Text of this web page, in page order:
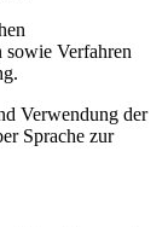
sowie Verfahren
Verwendung der
Sprache zur